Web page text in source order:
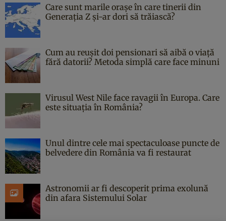
Care sunt marile orașe în care tinerii din
Generația Z și-ar dori să trăiască?
Cum au reușit doi pensionari să aibă o viață
fără datorii? Metoda simplă care face minuni
Virusul West Nile face ravagii în Europa. Care
este situația în România?
Unul dintre cele mai spectaculoase puncte de
belvedere din România va fi restaurat
Astronomii ar fi descoperit prima exolună
din afara Sistemului Solar